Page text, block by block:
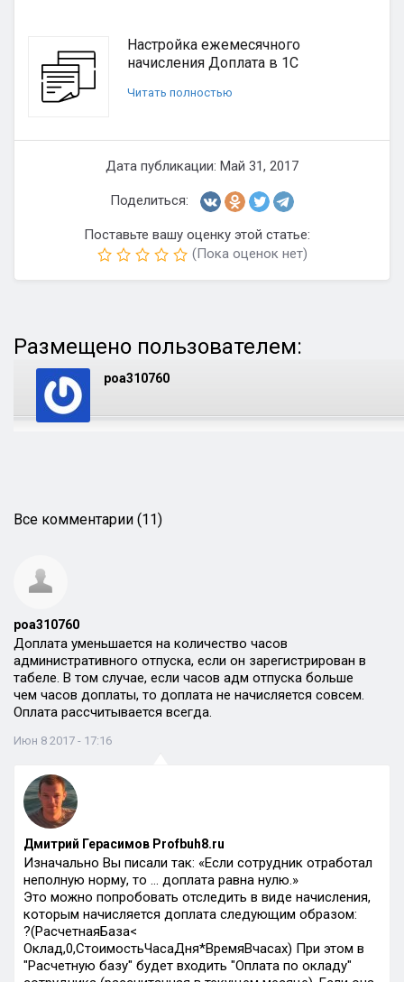
Настройка ежемесячного
начисления Доплата в 1С
Читать полностью
Дата публикации: Май 31, 2017
Поделиться:
Поставьте вашу оценку этой статье:
(Пока оценок нет)
Размещено пользователем:
poa310760
Все комментарии (11)
poa310760
Доплата уменьшается на количество часов
административного отпуска, если он зарегистрирован в
табеле. В том случае, если часов адм отпуска больше
чем часов доплаты, то доплата не начисляется совсем.
Оплата рассчитывается всегда.
Июн 8 2017 - 17:16
Дмитрий Герасимов Profbuh8.ru
Изначально Вы писали так: «Если сотрудник отработал
неполную норму, то … доплата равна нулю.»
Это можно попробовать отследить в виде начисления,
которым начисляется доплата следующим образом:
?(РасчетнаяБаза<
Оклад,0,СтоимостьЧасаДня*ВремяВчасах) При этом в
"Расчетную базу" будет входить "Оплата по окладу"